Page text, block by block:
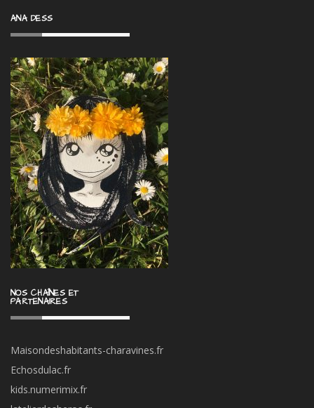
ANA DESS
NOS CHAÎNES ET
PARTENAIRES
Maisondeshabitants-charavines.fr
Echosdulac.fr
kids.numerimix.fr